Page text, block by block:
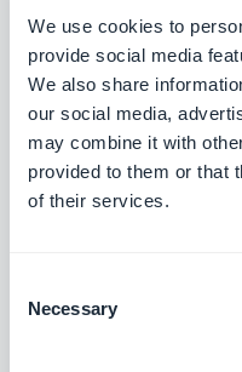
We use cookies to
provide social media
We also share
our social media,
may combine it with
provided to them or that
of their services.
Selection
Necessary
Pour attirer ce
Ticino a créé en
vidéos télévisées -
sur le modèle de MTV
maintenant
musicales. Cette